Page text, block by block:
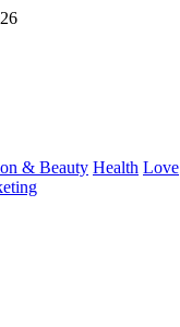
& Beauty Health Love